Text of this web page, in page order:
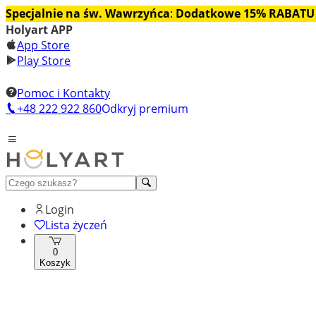
Specjalnie na św. Wawrzyńca: Dodatkowe 15% RABATU
Holyart APP
App Store
Play Store
Pomoc i Kontakty
+48 222 922 860Odkryj premium
Login
Lista życzeń
0
Koszyk